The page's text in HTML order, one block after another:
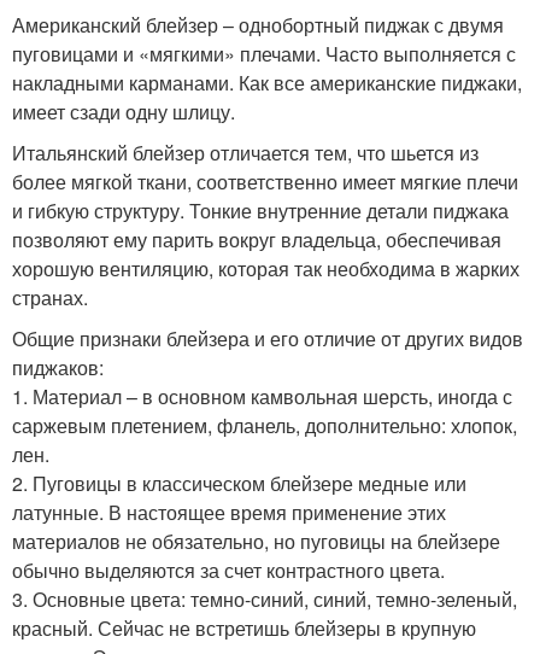
Американский блейзер – однобортный пиджак с двумя
пуговицами и «мягкими» плечами. Часто выполняется с
накладными карманами. Как все американские пиджаки,
имеет сзади одну шлицу.
Итальянский блейзер отличается тем, что шьется из
более мягкой ткани, соответственно имеет мягкие плечи
и гибкую структуру. Тонкие внутренние детали пиджака
позволяют ему парить вокруг владельца, обеспечивая
хорошую вентиляцию, которая так необходима в жарких
странах.
Общие признаки блейзера и его отличие от других видов
пиджаков:
1. Материал – в основном камвольная шерсть, иногда с
саржевым плетением, фланель, дополнительно: хлопок,
лен.
2. Пуговицы в классическом блейзере медные или
латунные. В настоящее время применение этих
материалов не обязательно, но пуговицы на блейзере
обычно выделяются за счет контрастного цвета.
3. Основные цвета: темно-синий, синий, темно-зеленый,
красный. Сейчас не встретишь блейзеры в крупную